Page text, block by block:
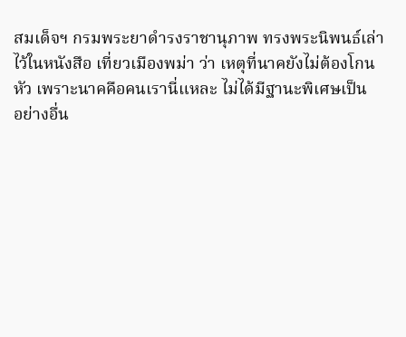
สมเด็จฯ กรมพระยาดำรงราชานุภาพ ทรงพระนิพนธ์เล่า
ไว้ในหนังสือ เที่ยวเมืองพม่า ว่า เหตุที่นาคยังไม่ต้องโกน
หัว เพราะนาคคือคนเรานี่แหละ ไม่ได้มีฐานะพิเศษเป็น
อย่างอื่น